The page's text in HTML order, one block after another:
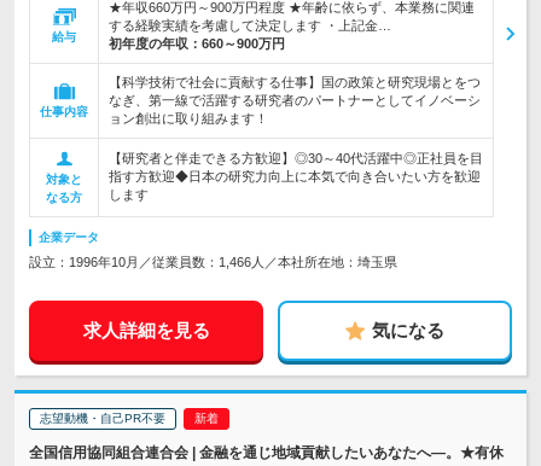
給与
★年収660万円～900万円程度 ★年齢に依らず、本業務に関連
する経験実績を考慮して決定します ・上記金…
初年度の年収： 660～900万円
仕事内容
【科学技術で社会に貢献する仕事】国の政策と研究現場とをつ
なぎ、第一線で活躍する研究者のパートナーとしてイノベーシ
ョン創出に取り組みます！
対象と
なる方
【研究者と伴走できる方歓迎】◎30～40代活躍中◎正社員を目
指す方歓迎◆日本の研究力向上に本気で向き合いたい方を歓迎
します
企業データ
設立：1996年10月／従業員数：1,466人／本社所在地：埼玉県
求人詳細を見る 気になる
志望動機・自己PR不要
全国信用協同組合連合会 | 金融を通じ地域貢献したいあなたへ―。★有休